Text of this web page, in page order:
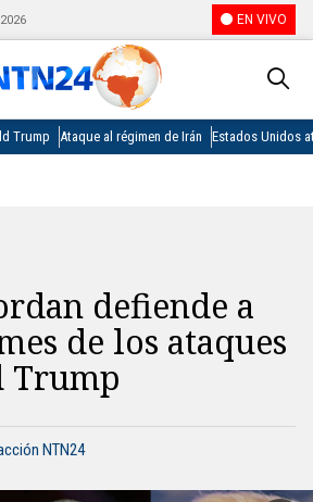
EN VIVO
Trump Ataque al régimen de Irán Estados Unidos
defiende a
de los ataques
Trump
NTN24